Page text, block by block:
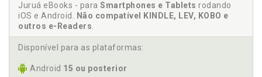
Juruá eBooks - para Smartphones e Tablets rodando
iOS e Android.
Não compatível KINDLE, LEV, KOBO e
outros e-Readers
Disponível para as plataformas:
Android 15 ou posterior